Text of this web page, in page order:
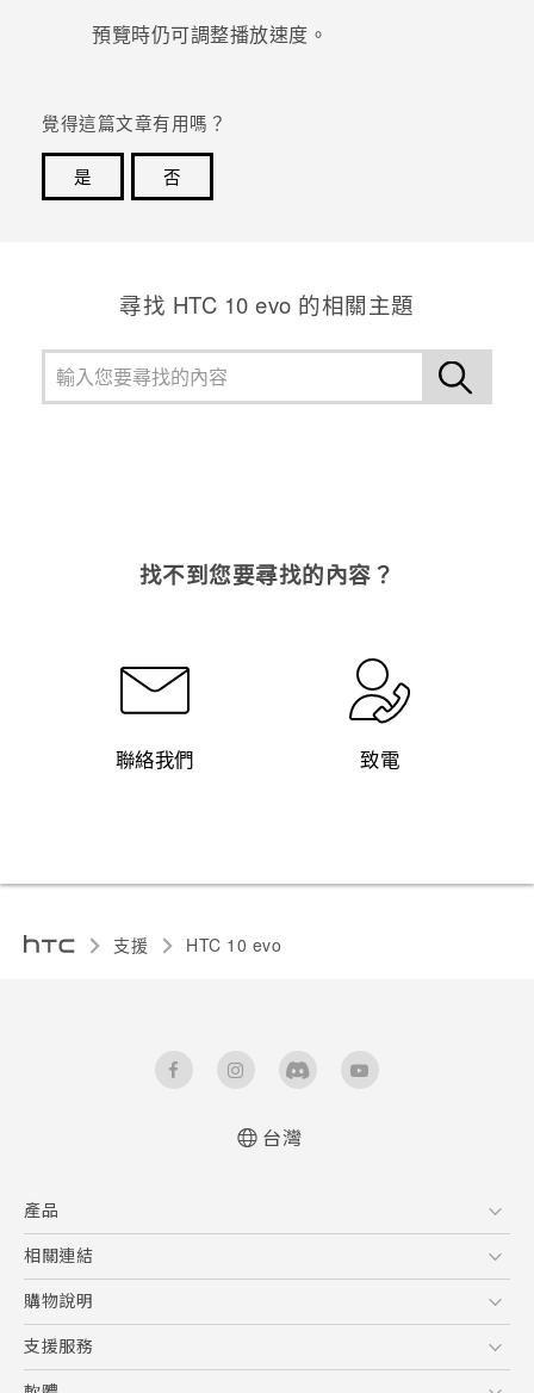
預覽時仍可調整播放速度。
覺得這篇文章有用嗎？
是
否
尋找 HTC 10 evo 的相關主題
找不到您要尋找的內容？
聯絡我們 致電
支援 HTC 10 evo‎
台灣
產品
5G
智慧型手機
配件
相關連結
HTC Research
購物說明
購物須知
訂單管理
支援服務
到府收送維修服務